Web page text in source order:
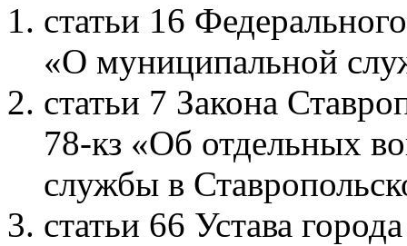
статьи 16
«О муниципальной
статьи 7 Закона
78-кз «Об отдельных
службы в
статьи 66 Устава